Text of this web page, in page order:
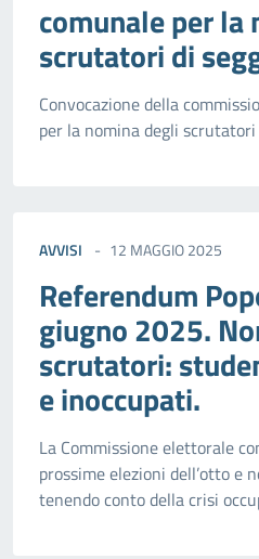
comunale per la
scrutatori di
Convocazione della
per la nomina degli scrutatori
AVVISI 12 MAGGIO 2025
Referendum
giugno 2025.
scrutatori:
e inoccupati.
La Commissione elettorale
prossime elezioni dell’otto e
tenendo conto della crisi